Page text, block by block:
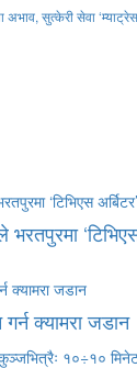
सुत्केरी सेवा
क्यामरा जडान